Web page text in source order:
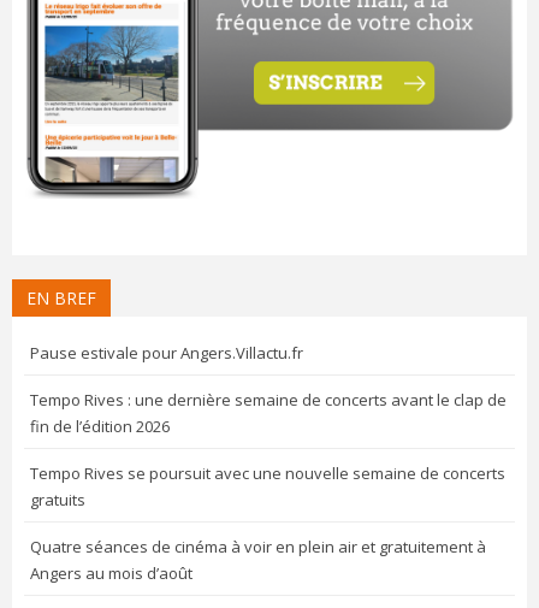
EN BREF
Pause estivale pour Angers.Villactu.fr
Tempo Rives : une dernière semaine de concerts avant le clap de
fin de l’édition 2026
Tempo Rives se poursuit avec une nouvelle semaine de concerts
gratuits
Quatre séances de cinéma à voir en plein air et gratuitement à
Angers au mois d’août